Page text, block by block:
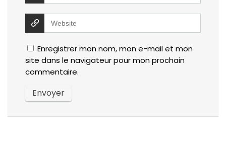
Enregistrer mon nom, mon e-mail et mon
site dans le navigateur pour mon prochain
commentaire.